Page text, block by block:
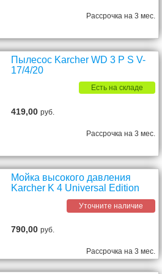
Рассрочка на 3 мес.
Пылесос Karcher WD 3 P S V-
17/4/20
Есть на складе
419,00руб.
Рассрочка на 3 мес.
Мойка высокого давления
Karcher K 4 Universal Edition
Уточните наличие
790,00руб.
Рассрочка на 3 мес.